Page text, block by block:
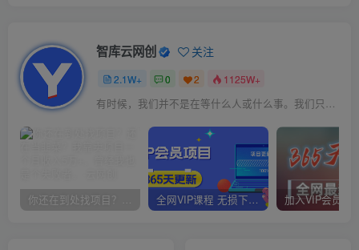
智库云网创 关注
2.1W+ 0 2 1125W+
有时候，我们并不是在等什么人或什么事。我们只是在静待岁月改变自己
你还在到处找项目？还在当韭菜？我靠卖项目一个月收入5万+，曾经我也是个失败者。 全网VIP课程 无损下载~